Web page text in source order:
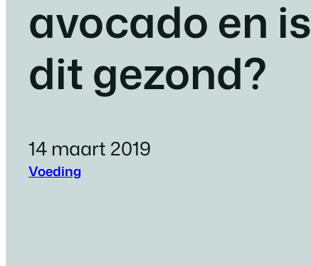
avocado en is
dit gezond?
14 maart 2019
Voeding